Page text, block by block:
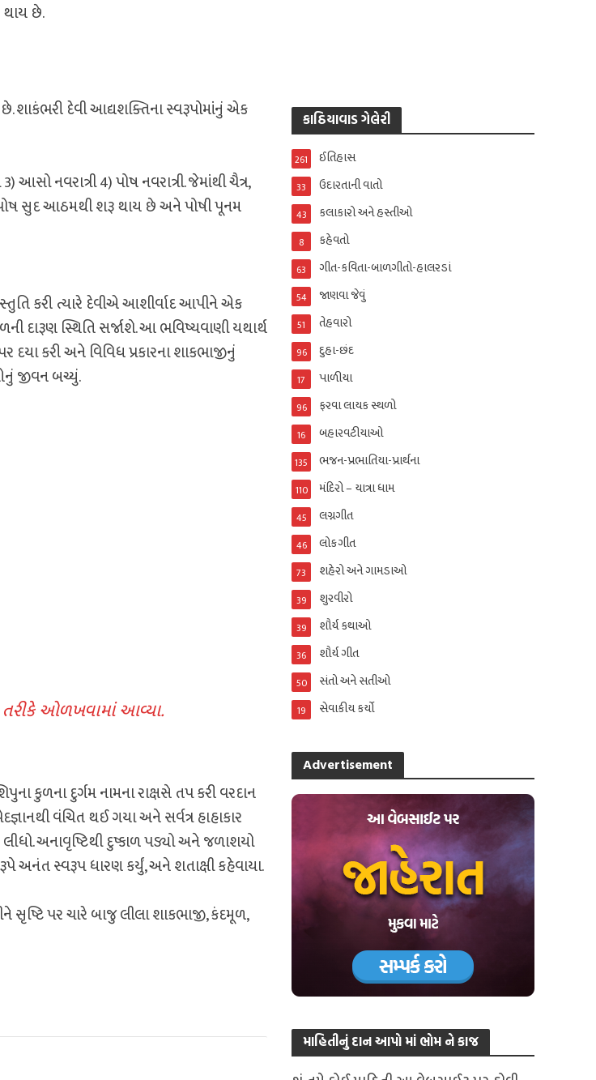
થાય છે.
શાકંભરી દેવી આદ્યશક્તિના સ્વરૂપોમાંનું એક
આસો નવરાત્રી 4) પોષ નવરાત્રી. જેમાંથી ચૈત્ર,
સુદ આઠમથી શરૂ થાય છે અને પોષી પૂનમ
કરી ત્યારે દેવીએ આશીર્વાદ આપીને એક
દારૂણ સ્થિતિ સર્જાશે. આ ભવિષ્યવાણી યથાર્થ
કરી અને વિવિધ પ્રકારના શાકભાજીનું
જીવન બચ્યું.
ઓળખવામાં આવ્યા.
કુળના દુર્ગમ નામના રાક્ષસે તપ કરી વરદાન
વંચિત થઈ ગયા અને સર્વત્ર હાહાકાર
અનાવૃષ્ટિથી દુષ્કાળ પડ્યો અને જળાશયો
અનંત સ્વરૂપ ધારણ કર્યું, અને શતાક્ષી કહેવાયા.
સૃષ્ટિ પર ચારે બાજુ લીલા શાકભાજી, કંદમૂળ,
કાઠિયાવાડ ગેલેરી
ઈતિહાસ
261
ઉદારતાની વાતો
33
કલાકારો અને હસ્તીઓ
43
કહેવતો
8
ગીત-કવિતા-બાળગીતો-હાલરડાં
63
જાણવા જેવું
54
તેહવારો
51
દુહા-છંદ
96
પાળીયા
17
ફરવા લાયક સ્થળો
96
બહારવટીયાઓ
16
ભજન-પ્રભાતિયા-પ્રાર્થના
135
મંદિરો – યાત્રા ધામ
110
લગ્નગીત
45
લોકગીત
46
શહેરો અને ગામડાઓ
73
શુરવીરો
39
શૌર્ય કથાઓ
39
શૌર્ય ગીત
36
સંતો અને સતીઓ
50
સેવાકીય કર્યો
19
Advertisement
માહિતીનું દાન આપો માં ભોમ ને કાજ